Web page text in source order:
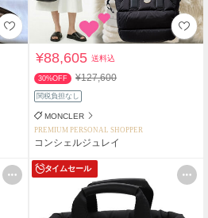
¥88,605送料込
30%OFF ¥127,600
関税負担なし
MONCLER
PREMIUM PERSONAL SHOPPER
コンシェルジュレイ
タイムセール